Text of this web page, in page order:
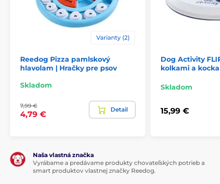
Varianty (2)
Reedog Pizza pamlskový
hlavolam | Hračky pre psov
Skladom
7,99 €
4,79 €
Detail
Dog Activity
kolkami a
Skladom
15,99 €
Naša vlastná značka
Vyrábame a predávame produkty chovateľských potrieb a
smart produktov vlastnej značky Reedog.